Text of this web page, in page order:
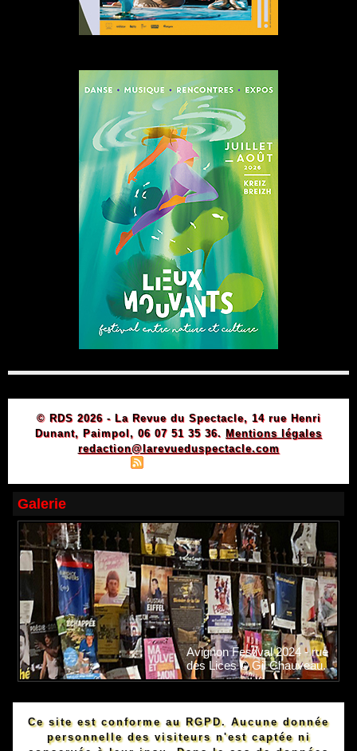
© RDS 2026 - La Revue du Spectacle, 14 rue Henri
Dunant, Paimpol, 06 07 51 35 36. Mentions légales
redaction@larevueduspectacle.com
Galerie
Avignon Festival 2024 - rue
des Lices © Gil Chauveau.
Ce site est conforme au RGPD. Aucune donnée
personnelle des visiteurs n'est captée ni